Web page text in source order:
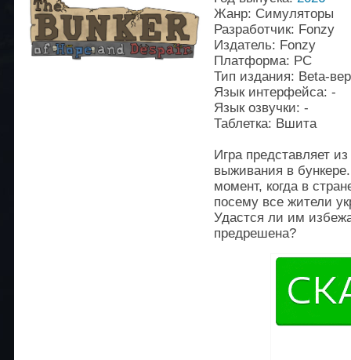
Жанр: Симуляторы
Разработчик: Fonzy
Издатель: Fonzy
Платформа: PC
Тип издания: Beta-
Язык интерфейса: -
Язык озвучки: -
Таблетка: Вшита
Игра представляет
выживания в
момент, когда в
посему все жители
Удастся ли им
предрешена?